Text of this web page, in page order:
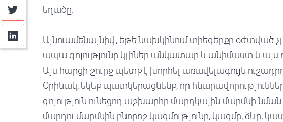
եղածը:
Այնուամենայնիվ, եթե նախկինում տիեզերքը օժտված
ապա գոյությունը կլիներ անկատար և անիմաստ և այս
Այս հարցի շուրջ պետք է խորհել առավելագույն
Օրինակ, եկեք պատկերացնենք, որ
գոյություն ունեցող աշխարհը մարդկային մարմնի նման
մարդու մարմնին բնորոշ կազմությունը, կազմը, ձևը,